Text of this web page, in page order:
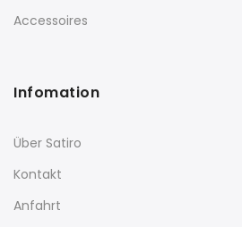
Accessoires
Infomation
Über Satiro
Kontakt
Anfahrt